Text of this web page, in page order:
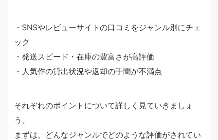
・SNSやレビューサイトの口コミをジャンル別にチェ
ック
・発送スピード・在庫の豊富さが高評価
・人気作の貸出状況や返却の手間が不満点
それぞれのポイントについて詳しく見ていきましょ
う。
まずは、どんなジャンルでどのような評価がされてい